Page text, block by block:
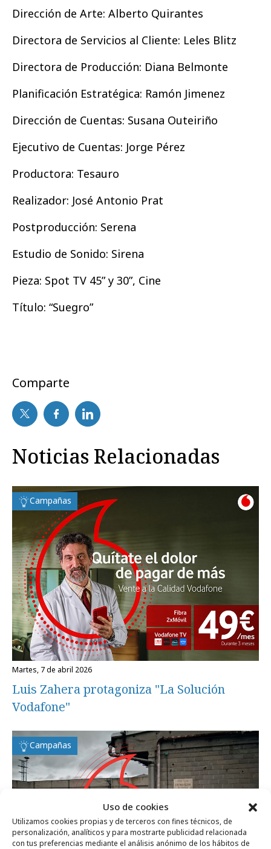
Uso de cookies
Utilizamos cookies propias y de terceros con fines técnicos, de
personalización, analíticos y para mostrarte publicidad relacionada
con tus preferencias mediante el análisis anónimo de los hábitos de
Dirección de Arte: Alberto Quirantes
Directora de Servicios al Cliente: Leles Blitz
Directora de Producción: Diana Belmonte
Planificación Estratégica: Ramón Jimenez
Dirección de Cuentas: Susana Outeiriño
Ejecutivo de Cuentas: Jorge Pérez
Productora: Tesauro
Realizador: José Antonio Prat
Postproducción: Serena
Estudio de Sonido: Sirena
Pieza: Spot TV 45” y 30”, Cine
Título: “Suegro”
Comparte
Noticias Relacionadas
Campañas
martes, 7 de abril 2026
Luis Zahera protagoniza "La Solución
Vodafone"
Campañas